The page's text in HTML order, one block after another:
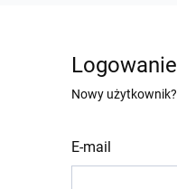
Logowanie
Nowy użytkownik?
E-mail